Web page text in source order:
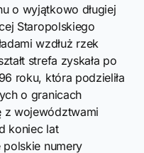
o wyjątkowo długiej
Staropolskiego
wzdłuż rzek
strefa zyskała po
roku, która podzieliła
o granicach
z województwami
koniec lat
numery